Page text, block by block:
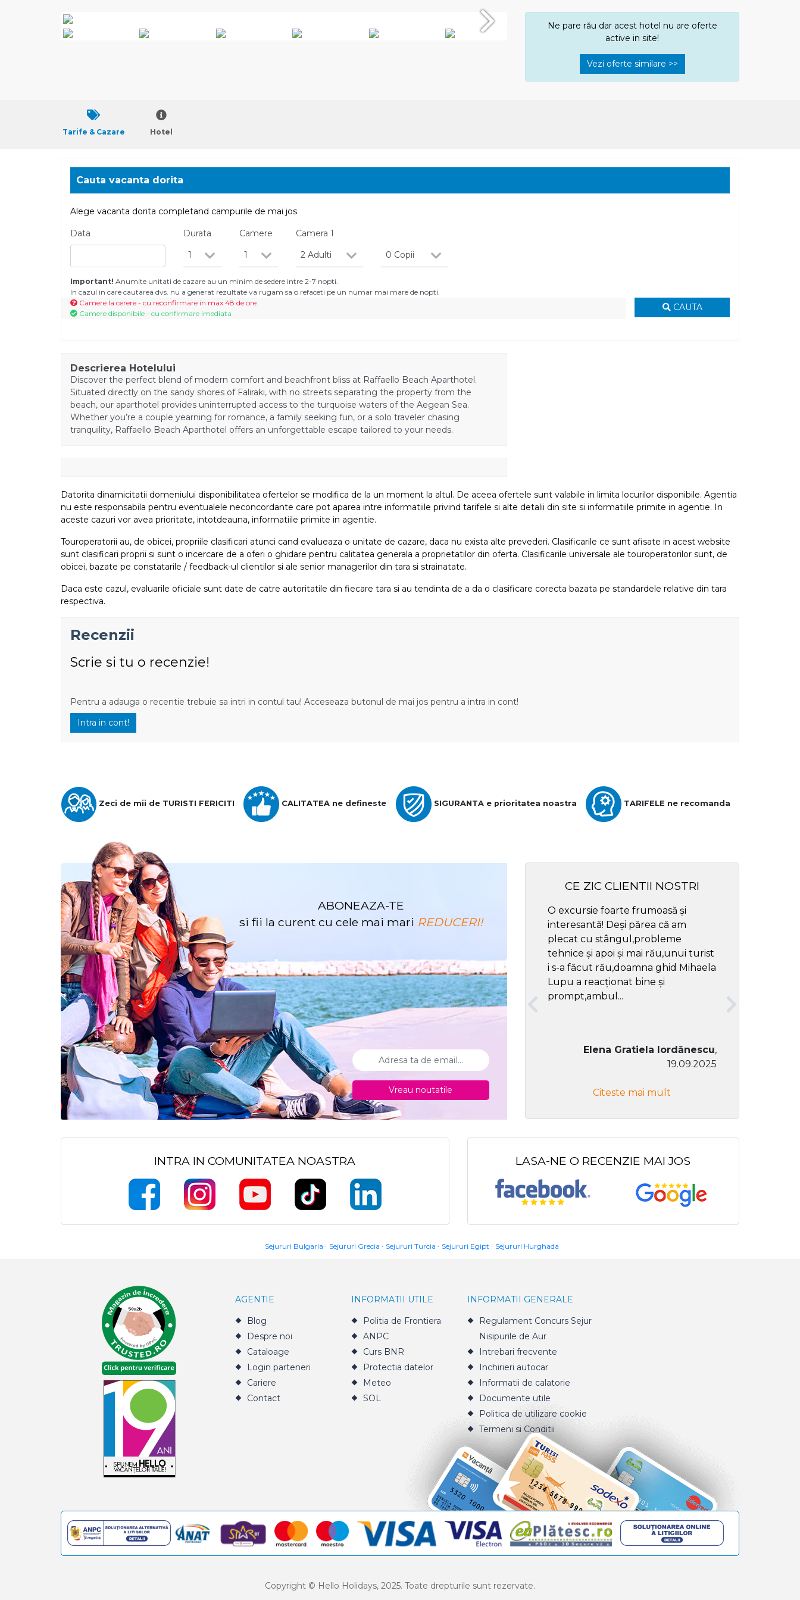
Previous
Ne pare rău dar acest hotel nu are oferte
active in site!
Vezi oferte similare >>
Tarife & Cazare Hotel
Cauta vacanta dorita
Alege vacanta dorita completand campurile de mai jos
Data
Durata
1
Camere
1
Camera1
2 Adulti
0 Copii
Important! Anumite unitati de cazare au un minim de sedere intre 2-7 nopti.
In cazul in care cautarea dvs. nu a generat rezultate va rugam sa o refaceti pe un numar mai mare de nopti.
Camere la cerere - cu reconfirmare in max 48 de ore
Camere disponibile - cu confirmare imediata
CAUTA
Descrierea Hotelului
Discover the perfect blend of modern comfort and beachfront bliss at Raffaello Beach Aparthotel.
Situated directly on the sandy shores of Faliraki, with no streets separating the property from the
beach, our aparthotel provides uninterrupted access to the turquoise waters of the Aegean Sea.
Whether you’re a couple yearning for romance, a family seeking fun, or a solo traveler chasing
tranquility, Raffaello Beach Aparthotel offers an unforgettable escape tailored to your needs.
Datorita dinamicitatii domeniului disponibilitatea ofertelor se modifica de la un moment la altul. De aceea ofertele sunt valabile in limita locurilor disponibile. Agentia
nu este responsabila pentru eventualele neconcordante care pot aparea intre informatiile privind tarifele si alte detalii din site si informatiile primite in agentie. In
aceste cazuri vor avea prioritate, intotdeauna, informatiile primite in agentie.
Touroperatorii au, de obicei, propriile clasificari atunci cand evalueaza o unitate de cazare, daca nu exista alte prevederi. Clasificarile ce sunt afisate in acest website
sunt clasificari proprii si sunt o incercare de a oferi o ghidare pentru calitatea generala a proprietatilor din oferta. Clasificarile universale ale touroperatorilor sunt, de
obicei, bazate pe constatarile / feedback-ul clientilor si ale senior managerilor din tara si strainatate.
Daca este cazul, evaluarile oficiale sunt date de catre autoritatile din fiecare tara si au tendinta de a da o clasificare corecta bazata pe standardele relative din tara
respectiva.
Recenzii
Scrie si tu o recenzie!
Pentru a adauga o recentie trebuie sa intri in contul tau! Acceseaza butonul de mai jos pentru a intra in cont!
Intra in cont!
Zeci de mii de TURISTI FERICITI CALITATEA ne defineste SIGURANTA e prioritatea noastra TARIFELE ne recomanda
ABONEAZA-TE
si fii la curent cu cele mai mari REDUCERI!
Vreau noutatile
CE ZIC CLIENTII NOSTRI
O excursie foarte frumoasă și
interesantă! Deși părea că am
plecat cu stângul,probleme
tehnice și apoi și mai rău,unui turist
i s-a făcut rău,doamna ghid Mihaela
Lupu a reacționat bine și
prompt,ambul...
Elena Gratiela Iordănescu,
19.09.2025
Citeste mai mult
INTRA IN COMUNITATEA NOASTRA LASA-NE O RECENZIE MAI JOS
Sejururi Bulgaria Sejururi Grecia Sejururi Turcia Sejururi Egipt Sejururi Hurghada
AGENTIE
Blog
Despre noi
Cataloage
Login parteneri
Cariere
Contact
INFORMATII UTILE
Politia de Frontiera
ANPC
Curs BNR
Protectia datelor
Meteo
SOL
INFORMATII GENERALE
Regulament Concurs Sejur
Nisipurile de Aur
Intrebari frecvente
Inchirieri autocar
Informatii de calatorie
Documente utile
Politica de utilizare cookie
Termeni si Conditii
Copyright © Hello Holidays, 2025. Toate drepturile sunt rezervate.